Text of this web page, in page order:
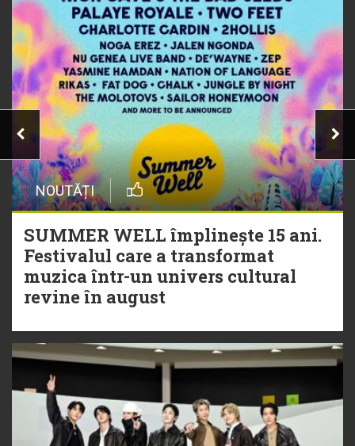
NOUTĂȚI
SUMMER WELL împlinește 15 ani.
Festivalul care a transformat
muzica într-un univers cultural
revine în august